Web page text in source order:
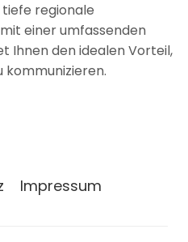
regionale
einer umfassenden
Ihnen den idealen Vorteil,
Impressum